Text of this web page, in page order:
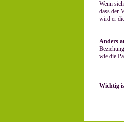
Wenn
dass der
wird er
Anders
wie die
Wichtig